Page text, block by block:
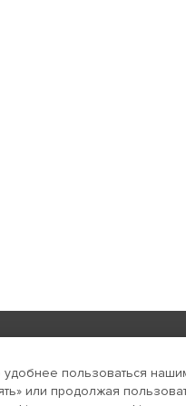
Реклама в
пользоваться
или продолжая